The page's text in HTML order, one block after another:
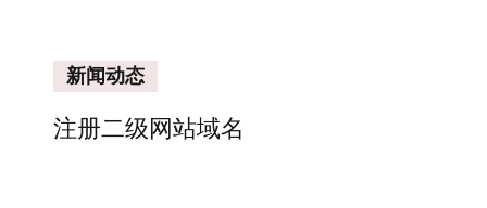
新闻动态
注册二级网站域名